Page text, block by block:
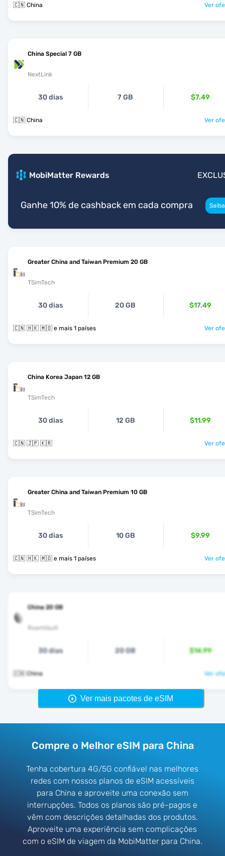
🇨🇳 China Ver
China Special 7 GB
NextLink
30 dias 7 GB $7.49
🇨🇳 China Ver
MobiMatter Rewards
Ganhe 10% de cashback em cada compra
Greater China and Taiwan Premium 20 GB
TSimTech
30 dias 20 GB $17.49
🇨🇳 🇭🇰 🇲🇴 e mais 1 países Ver
China Korea Japan 12 GB
TSimTech
30 dias 12 GB $11.99
🇨🇳 🇯🇵 🇰🇷 Ver
Greater China and Taiwan Premium 10 GB
TSimTech
30 dias 10 GB $9.99
🇨🇳 🇭🇰 🇲🇴 e mais 1 países Ver
China 20 GB
RoamVault
30 dias 20 GB $14.99
🇨🇳 China Ver
Ver mais pacotes de eSIM
Compre o Melhor eSIM para China
Tenha cobertura 4G/5G confiável nas melhores
redes com nossos planos de eSIM acessíveis
para China e aproveite uma conexão sem
interrupções. Todos os planos são pré-pagos e
vêm com descrições detalhadas dos produtos.
Aproveite uma experiência sem complicações
com o eSIM de viagem da MobiMatter para China.